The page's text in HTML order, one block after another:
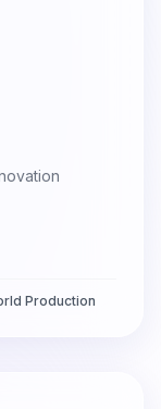
Production